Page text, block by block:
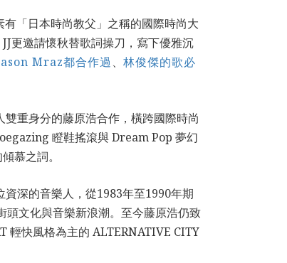
「日本時尚教父」之稱的國際時尚大
更邀請懷秋替歌詞操刀，寫下優雅沉
Mraz都合作過 、 林俊傑的歌必
重身分的藤原浩合作，橫跨國際時尚
瞪鞋搖滾與 Dream Pop 夢幻
慕之詞。
深的音樂人，從1983年至1990年期
頭文化與音樂新浪潮。至今藤原浩仍致
輕快風格為主的 ALTERNATIVE CITY